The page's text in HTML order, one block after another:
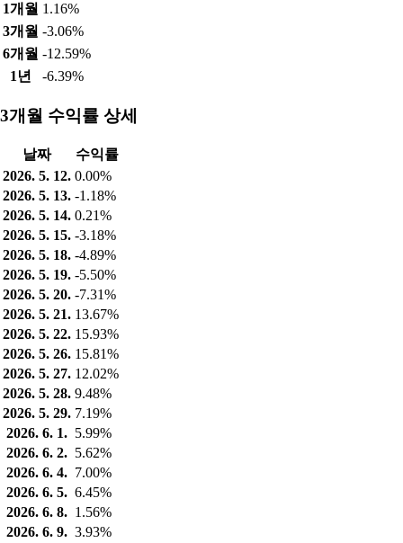
1개월 1.16%
3개월 -3.06%
6개월 -12.59%
1년
-6.39%
3개월 수익률 상세
날짜
수익률
2026. 5. 12. 0.00%
2026. 5. 13. -1.18%
2026. 5. 14. 0.21%
2026. 5. 15. -3.18%
2026. 5. 18. -4.89%
2026. 5. 19. -5.50%
2026. 5. 20. -7.31%
2026. 5. 21. 13.67%
2026. 5. 22. 15.93%
2026. 5. 26. 15.81%
2026. 5. 27. 12.02%
2026. 5. 28. 9.48%
2026. 5. 29. 7.19%
2026. 6. 1. 5.99%
2026. 6. 2. 5.62%
2026. 6. 4. 7.00%
2026. 6. 5. 6.45%
2026. 6. 8. 1.56%
2026. 6. 9. 3.93%